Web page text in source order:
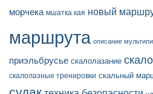
морчека мшатка кая новый
маршрута описание
приэльбрусье скалолазание
скалолазные тренировки скальный